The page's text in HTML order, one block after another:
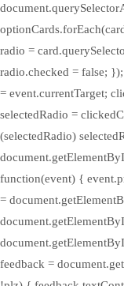
radio =
radio.checked = false;
= event.currentTarget;
selectedRadio =
(selectedRadio)
function(event) {
=
feedback =